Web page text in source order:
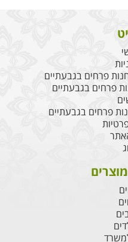
פרחים בגבעתיים
פרחים בגבעתיים
פרחים בגבעתיים